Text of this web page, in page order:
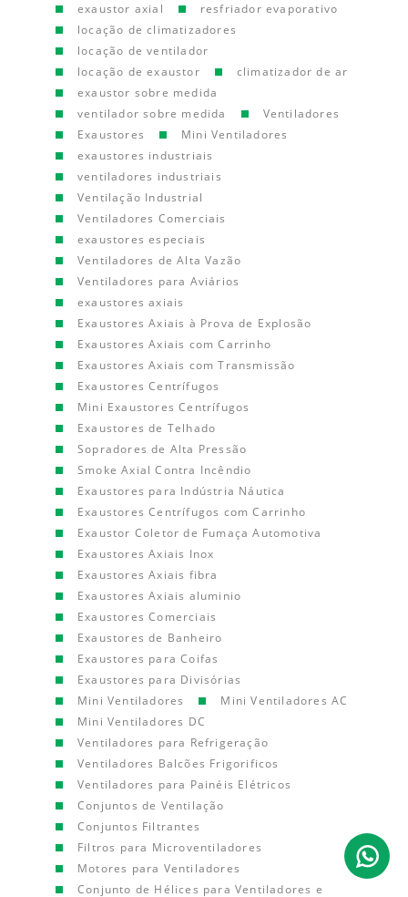
exaustor axial
resfriador evaporativo
locação de climatizadores
locação de ventilador
locação de exaustor
climatizador de ar
exaustor sobre medida
ventilador sobre medida
Ventiladores
Exaustores
Mini Ventiladores
exaustores industriais
ventiladores industriais
Ventilação Industrial
Ventiladores Comerciais
exaustores especiais
Ventiladores de Alta Vazão
Ventiladores para Aviários
exaustores axiais
Exaustores Axiais à Prova de Explosão
Exaustores Axiais com Carrinho
Exaustores Axiais com Transmissão
Exaustores Centrífugos
Mini Exaustores Centrífugos
Exaustores de Telhado
Sopradores de Alta Pressão
Smoke Axial Contra Incêndio
Exaustores para Indústria Náutica
Exaustores Centrífugos com Carrinho
Exaustor Coletor de Fumaça Automotiva
Exaustores Axiais Inox
Exaustores Axiais fibra
Exaustores Axiais aluminio
Exaustores Comerciais
Exaustores de Banheiro
Exaustores para Coifas
Exaustores para Divisórias
Mini Ventiladores
Mini Ventiladores AC
Mini Ventiladores DC
Ventiladores para Refrigeração
Ventiladores Balcões Frigorificos
Ventiladores para Painéis Elétricos
Conjuntos de Ventilação
Conjuntos Filtrantes
Filtros para Microventiladores
Motores para Ventiladores
Conjunto de Hélices para Ventiladores e